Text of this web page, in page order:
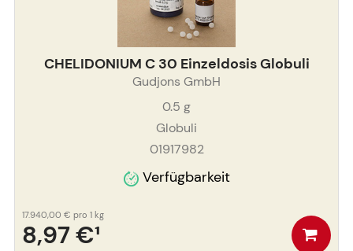
CHELIDONIUM C 30 Einzeldosis Globuli
Gudjons GmbH
0.5 g
Globuli
01917982
Verfügbarkeit
8,97 €¹
17.940,00 € pro 1 kg